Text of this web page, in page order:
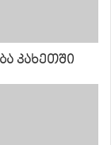
კახეთში